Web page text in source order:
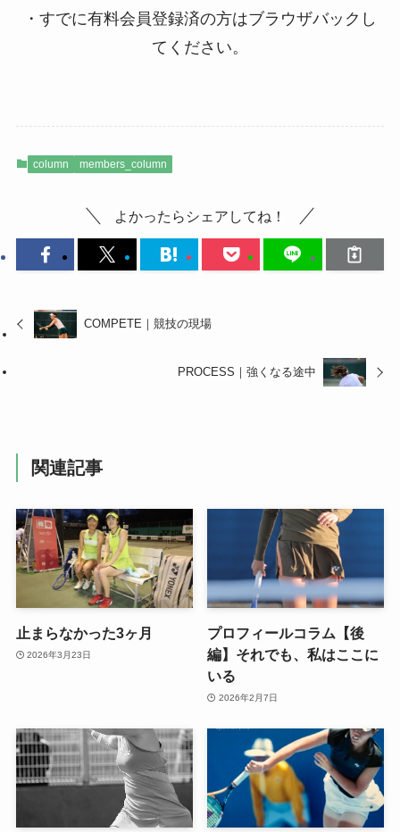
・すでに有料会員登録済の方はブラウザバックし
てください。
column members_column
よかったらシェアしてね！
COMPETE｜競技の現場
PROCESS｜強くなる途中
関連記事
止まらなかった3ヶ月
2026年3月23日
プロフィールコラム【後
編】それでも、私はここに
いる
2026年2月7日